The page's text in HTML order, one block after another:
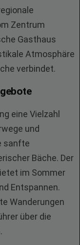
Zentrum
Gasthaus
Atmosphäre
verbindet.
eine Vielzahl
und
sanfte
Bäche. Der
im Sommer
Entspannen.
Wanderungen
über die